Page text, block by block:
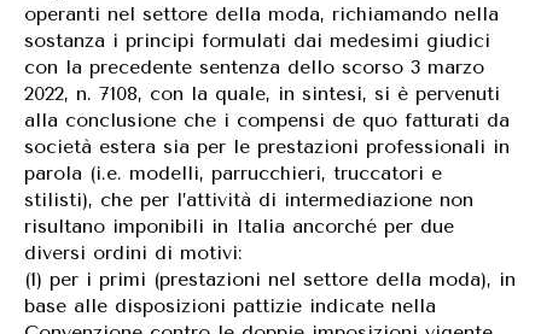
operanti nel settore della moda, richiamando nella
sostanza i principi formulati dai medesimi giudici
con la precedente sentenza dello scorso 3 marzo
2022, n. 7108, con la quale, in sintesi, si è pervenuti
alla conclusione che i compensi de quo fatturati da
società estera sia per le prestazioni professionali in
parola (i.e. modelli, parrucchieri, truccatori e
stilisti), che per l’attività di intermediazione non
risultano imponibili in Italia ancorché per due
diversi ordini di motivi:
(1) per i primi (prestazioni nel settore della moda), in
base alle disposizioni pattizie indicate nella